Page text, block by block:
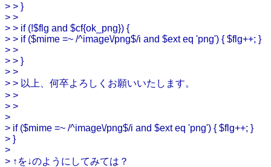
> > }
> >
> > if (!$flg and $cf{ok_png}) {
> > if ($mime =~ /^image\/png$/i and $ext eq 'png') { $flg++; }
> >
> > }
> >
> > 以上、何卒よろしくお願いいたします。
> >
> >
>
> if ($mime =~ /^image\/png$/i and $ext eq 'png') { $flg++; }
> }
>
> ↑を↓のようにしてみては？